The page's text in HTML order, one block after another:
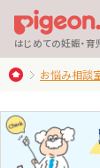
はじめての妊娠・育
お悩み相談